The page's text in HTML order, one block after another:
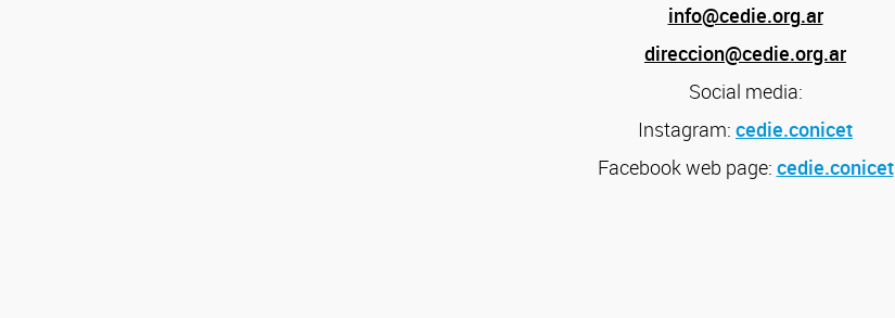
info@cedie.org.ar
direccion@cedie.org.ar
Social media:
Instagram: cedie.conicet
Facebook web page: cedie.conicet